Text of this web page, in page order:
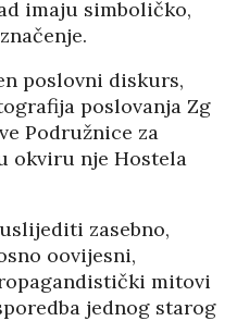
imaju simboličko,
poslovni diskurs,
poslovanja Zg
Podružnice za
okviru nje Hostela
zasebno,
oovijesni,
mitovi
jednog starog